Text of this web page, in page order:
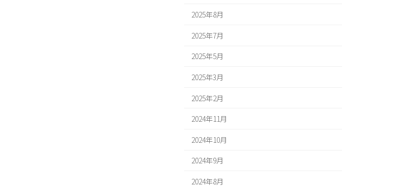
2025年8月
2025年7月
2025年5月
2025年3月
2025年2月
2024年11月
2024年10月
2024年9月
2024年8月